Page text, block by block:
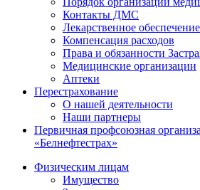
Контакты ДМС
Лекарственное обеспечение
Компенсация расходов
Права и обязанности
Медицинские организации
Аптеки
Перестрахование
О нашей деятельности
Наши партнеры
Первичная профсоюзная
«Белнефтестрах»
Физическим лицам
Имущество